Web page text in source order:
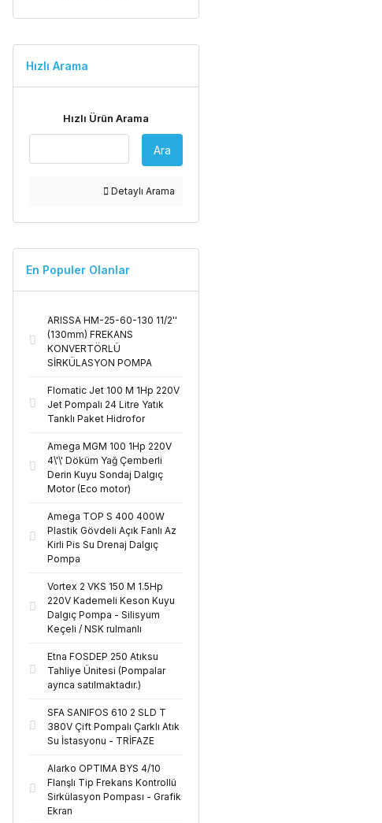
Hızlı Arama
Hızlı Ürün Arama
Ara
Detaylı Arama
En Populer Olanlar
ARISSA HM-25-60-130 11/2''
(130mm) FREKANS
KONVERTÖRLÜ
SİRKÜLASYON POMPA
Flomatic Jet 100 M 1Hp 220V
Jet Pompalı 24 Litre Yatık
Tanklı Paket Hidrofor
Amega MGM 100 1Hp 220V
4\'\' Döküm Yağ Çemberli
Derin Kuyu Sondaj Dalgıç
Motor (Eco motor)
Amega TOP S 400 400W
Plastik Gövdeli Açık Fanlı Az
Kirli Pis Su Drenaj Dalgıç
Pompa
Vortex 2 VKS 150 M 1.5Hp
220V Kademeli Keson Kuyu
Dalgıç Pompa - Silisyum
Keçeli / NSK rulmanlı
Etna FOSDEP 250 Atıksu
Tahliye Ünitesi (Pompalar
ayrıca satılmaktadır.)
SFA SANIFOS 610 2 SLD T
380V Çift Pompalı Çarklı Atık
Su İstasyonu - TRİFAZE
Alarko OPTIMA BYS 4/10
Flanşlı Tip Frekans Kontrollü
Sirkülasyon Pompası - Grafik
Ekran